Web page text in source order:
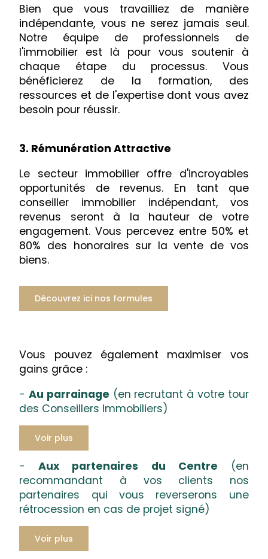
Bien que vous travailliez de manière
indépendante, vous ne serez jamais seul.
Notre équipe de professionnels de
l'immobilier est là pour vous soutenir à
chaque étape du processus. Vous
bénéficierez de la formation, des
ressources et de l'expertise dont vous avez
besoin pour réussir.
3. Rémunération Attractive
Le secteur immobilier offre d'incroyables
opportunités de revenus. En tant que
conseiller immobilier indépendant, vos
revenus seront à la hauteur de votre
engagement. Vous percevez entre 50% et
80% des honoraires sur la vente de vos
biens.
Découvrez ici nos formules
Vous pouvez également maximiser vos
gains grâce :
-Au parrainage (en recrutant à votre tour
des Conseillers Immobiliers)
Voir plus
-Aux partenaires du Centre (en
recommandant à vos clients nos
partenaires qui vous reverserons une
rétrocession en cas de projet signé)
Voir plus